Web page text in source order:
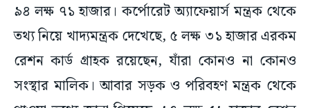
৯৪ লক্ষ ৭১ হাজার। কর্পোরেট অ্যাফেয়ার্স মন্ত্রক থেকে
তথ্য নিয়ে খাদ্যমন্ত্রক দেখেছে, ৫ লক্ষ ৩১ হাজার এরকম
রেশন কার্ড গ্রাহক রয়েছেন, যাঁরা কোনও না কোনও
সংস্থার মালিক। আবার সড়ক ও পরিবহণ মন্ত্রক থেকে